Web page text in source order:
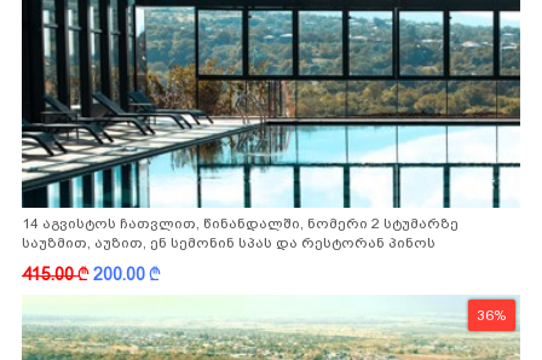
14 აგვისტოს ჩათვლით, წინანდალში, ნომერი 2 სტუმარზე
საუზმით, აუზით, ენ სემონინ სპას და რესტორან პინოს
ფასდაკლებით
415.00k200.00k
36%